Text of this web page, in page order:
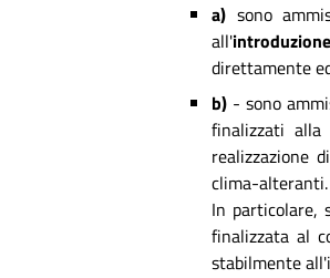
a) sono
all'
direttamente
b) - sono
finalizzati alla
realizzazione
clima-alteranti.
In particolare,
finalizzata al
stabilmente